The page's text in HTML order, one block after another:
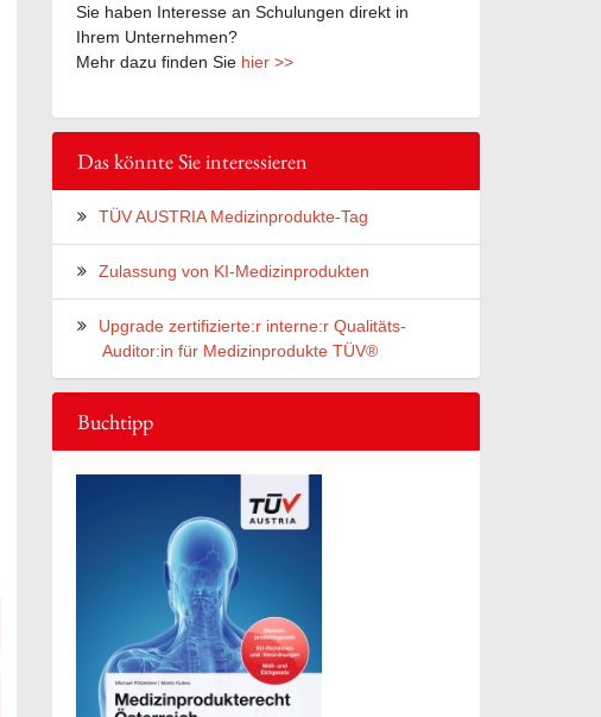
Sie haben Interesse an Schulungen direkt in
Ihrem Unternehmen?
Mehr dazu finden Sie hier >>
Das könnte Sie interessieren
TÜV AUSTRIA Medizinprodukte-Tag
Zulassung von KI-Medizinprodukten
Upgrade zertifizierte:r interne:r Qualitäts-
Auditor:in für Medizinprodukte TÜV®
Buchtipp